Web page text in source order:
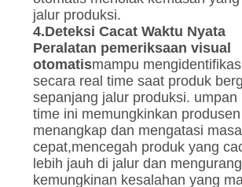
jalur produksi.
4.Deteksi Cacat Waktu Nyata
Peralatan pemeriksaan visual
otomatismampu
secara real time saat produk
sepanjang jalur produksi. umpan
time ini memungkinkan
menangkap dan mengatasi
cepat,mencegah produk yang
lebih jauh di jalur dan
kemungkinan kesalahan yang